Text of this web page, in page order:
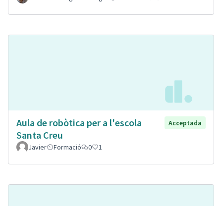
Aula de robòtica per a l'escola
Santa Creu
Acceptada
Javier Formació 0 1